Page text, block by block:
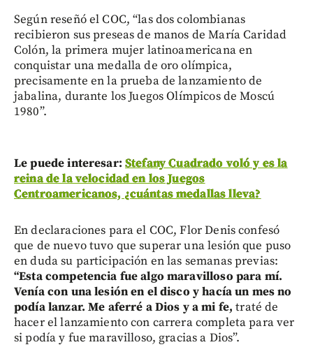
Según reseñó el COC, “las dos colombianas
recibieron sus preseas de manos de María Caridad
Colón, la primera mujer latinoamericana en
conquistar una medalla de oro olímpica,
precisamente en la prueba de lanzamiento de
jabalina, durante los Juegos Olímpicos de Moscú
1980”.
Le puede interesar: Stefany Cuadrado voló y es la
reina de la velocidad en los Juegos
Centroamericanos, ¿cuántas medallas lleva?
En declaraciones para el COC, Flor Denis confesó
que de nuevo tuvo que superar una lesión que puso
en duda su participación en las semanas previas:
“Esta competencia fue algo maravilloso para mí.
Venía con una lesión en el disco y hacía un mes no
podía lanzar. Me aferré a Dios y a mi fe, traté de
hacer el lanzamiento con carrera completa para ver
si podía y fue maravilloso, gracias a Dios”.